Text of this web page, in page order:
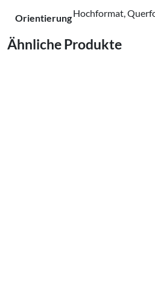
OrientierungHochformat,
Ähnliche Produkte